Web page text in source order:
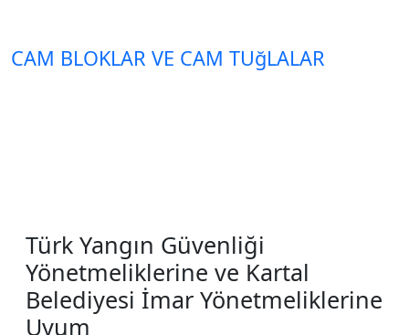
CAM BLOKLAR VE CAM TUğLALAR
Türk Yangın Güvenliği
Yönetmeliklerine ve Kartal
Belediyesi İmar Yönetmeliklerine
Uyum